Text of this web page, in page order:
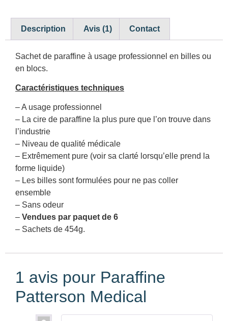
Description Avis (1) Contact
Sachet de paraffine à usage professionnel en billes ou
en blocs.
Caractéristiques techniques
– A usage professionnel
– La cire de paraffine la plus pure que l’on trouve dans
l’industrie
– Niveau de qualité médicale
– Extrêmement pure (voir sa clarté lorsqu’elle prend la
forme liquide)
– Les billes sont formulées pour ne pas coller
ensemble
– Sans odeur
– Vendues par paquet de 6
– Sachets de 454g.
1 avis pour Paraffine
Patterson Medical